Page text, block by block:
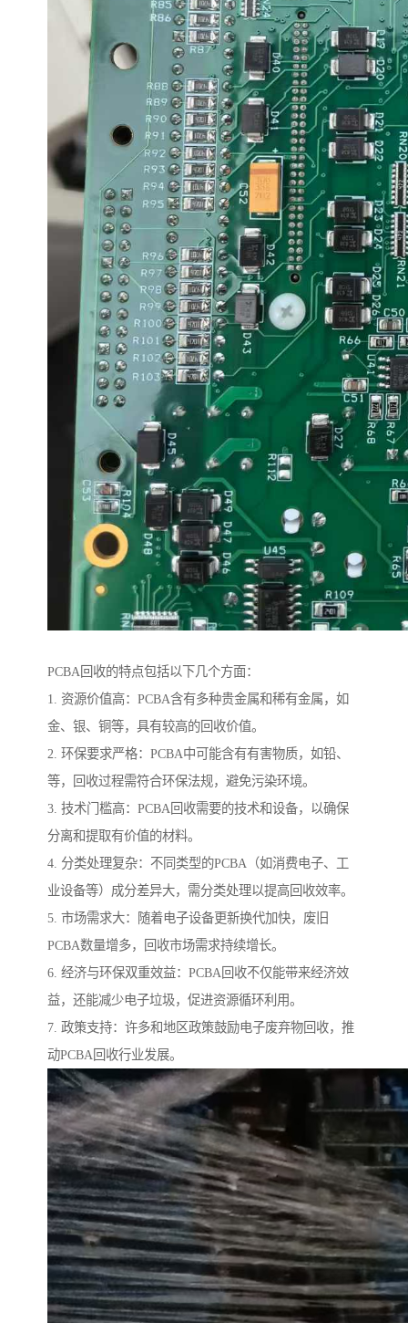
PCBA回收的特点包括以下几个方面：
1. 资源价值高：PCBA含有多种贵金属和稀有金属，如
金、银、铜等，具有较高的回收价值。
2. 环保要求严格：PCBA中可能含有有害物质，如铅、
等，回收过程需符合环保法规，避免污染环境。
3. 技术门槛高：PCBA回收需要的技术和设备，以确保
分离和提取有价值的材料。
4. 分类处理复杂：不同类型的PCBA（如消费电子、工
业设备等）成分差异大，需分类处理以提高回收效率。
5. 市场需求大：随着电子设备更新换代加快，废旧
PCBA数量增多，回收市场需求持续增长。
6. 经济与环保双重效益：PCBA回收不仅能带来经济效
益，还能减少电子垃圾，促进资源循环利用。
7. 政策支持：许多和地区政策鼓励电子废弃物回收，推
动PCBA回收行业发展。